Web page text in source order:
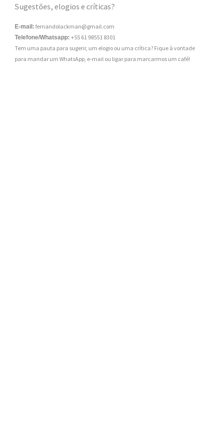
Sugestões, elogios e críticas?
E-mail: fernandolackman@gmail.com
Telefone/Whatsapp: +55 61 98551 8301
Tem uma pauta para sugerir, um elogio ou uma crítica? Fique à vontade
para mandar um WhatsApp, e-mail ou ligar para marcarmos um café!